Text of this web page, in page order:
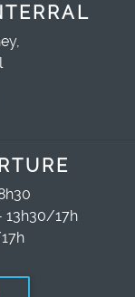
13h30/17h